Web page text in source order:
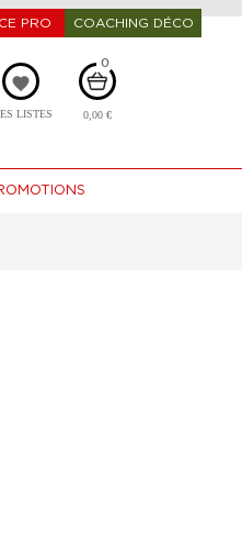
favorite
LISTES 0,00 €
0
PRO COACHING DÉCO